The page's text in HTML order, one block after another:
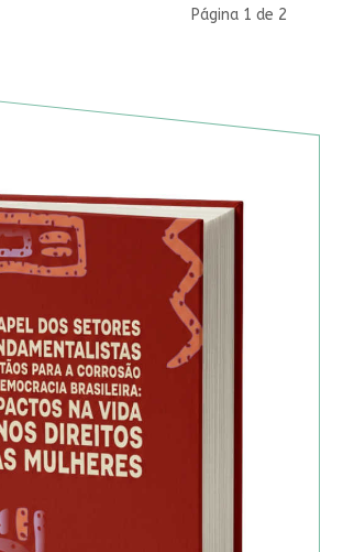
Página 1 de 2